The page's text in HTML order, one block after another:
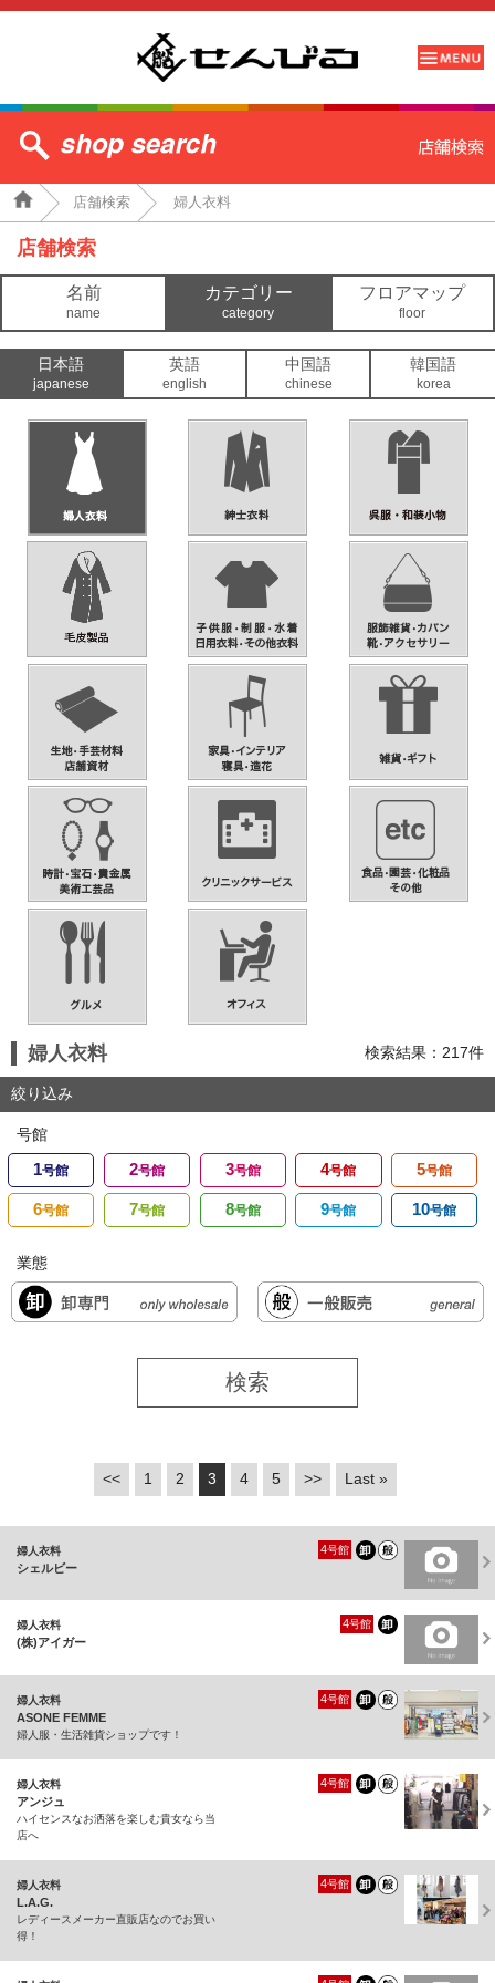
店舗検索 婦人衣料
店舗検索
名前
name
カテゴリー
category
フロアマップ
floor
日本語
japanese
英語
english
中国語
chinese
韓国語
korea
婦人衣料 検索結果：217件
絞り込み
号館
1号館 2号館 3号館 4号館 5号館
6号館 7号館 8号館 9号館 10号館
業態
<< 1 2 3 4 5 >> Last »
婦人衣料
シェルビー
4号館
婦人衣料
(株)アイガー
4号館
婦人衣料
ASONE FEMME
婦人服・生活雑貨ショップです！
4号館
婦人衣料
アンジュ
ハイセンスなお洒落を楽しむ貴女なら当
店へ
4号館
婦人衣料
L.A.G.
レディースメーカー直販店なのでお買い
得！
4号館